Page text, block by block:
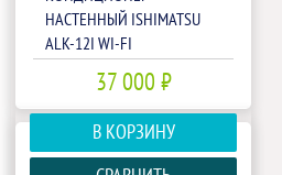
НАСТЕННЫЙ ISHIMATSU
ALK-12I WI-FI
37 000 ₽
В КОРЗИНУ